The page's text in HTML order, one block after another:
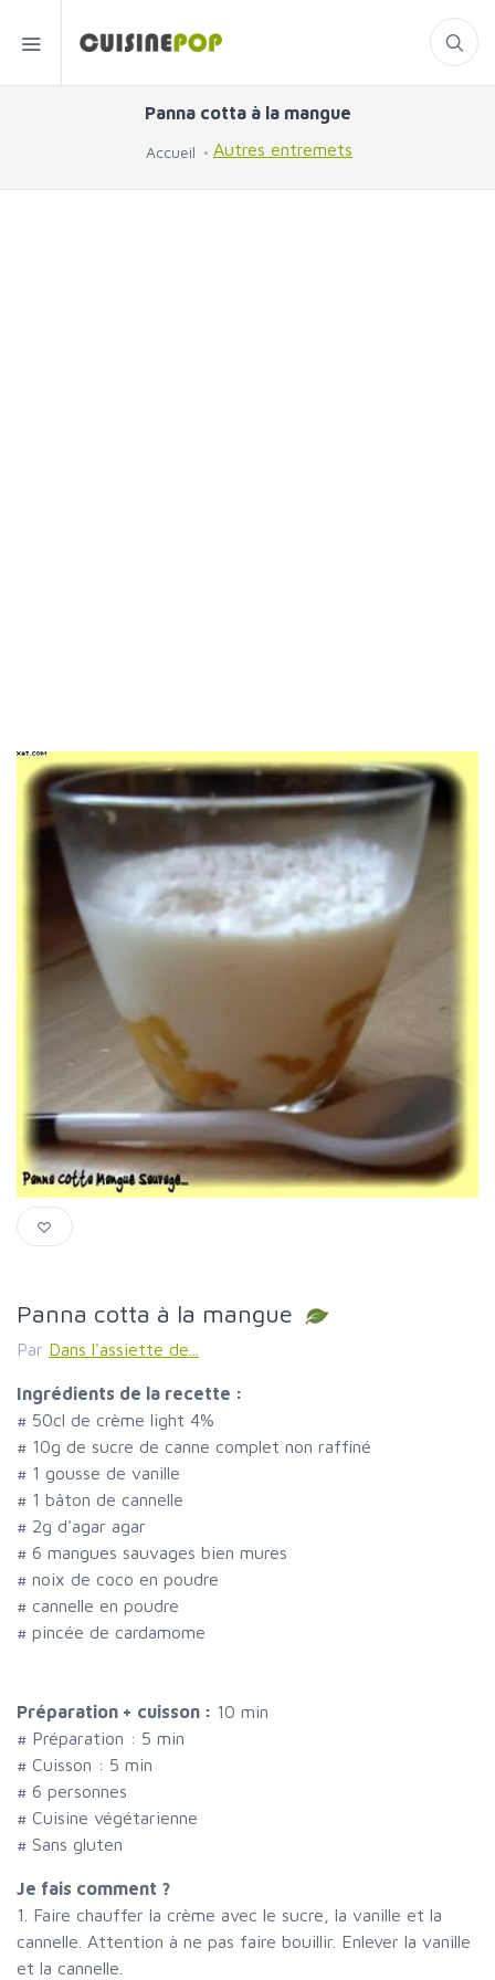
Panna cotta à la mangue
Accueil Autres entremets
Panna cotta à la mangue
Par Dans l'assiette de...
Ingrédients de la recette :
# 50cl de crème light 4%
# 10g de sucre de canne complet non raffiné
# 1 gousse de vanille
# 1 bâton de cannelle
# 2g d'agar agar
# 6 mangues sauvages bien mures
# noix de coco en poudre
# cannelle en poudre
# pincée de cardamome
Préparation + cuisson : 10 min
# Préparation : 5 min
# Cuisson : 5 min
# 6 personnes
# Cuisine végétarienne
# Sans gluten
Je fais comment ?
1. Faire chauffer la crème avec le sucre, la vanille et la
cannelle. Attention à ne pas faire bouillir. Enlever la vanille
et la cannelle.